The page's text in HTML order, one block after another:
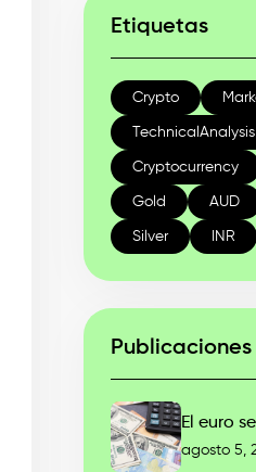
Etiquetas
Crypto
TechnicalAnalysis
Cryptocurrency
Gold AUD
Silver INR
Publicaciones
El euro
agosto 5,